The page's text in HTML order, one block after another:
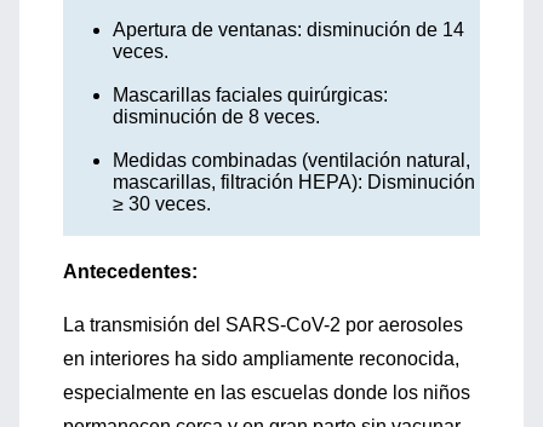
Apertura de ventanas: disminución de 14
veces.
Mascarillas faciales quirúrgicas:
disminución de 8 veces.
Medidas combinadas (ventilación natural,
mascarillas, filtración HEPA): Disminución
≥ 30 veces.
Antecedentes:
La transmisión del SARS-CoV-2 por aerosoles
en interiores ha sido ampliamente reconocida,
especialmente en las escuelas donde los niños